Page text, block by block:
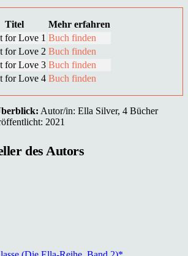
Titel
Mehr erfahren
for Love 1 Buch finden
for Love 2 Buch finden
for Love 3 Buch finden
for Love 4 Buch finden
Autor/in: Ella Silver, 4 Bücher
2021
des Autors